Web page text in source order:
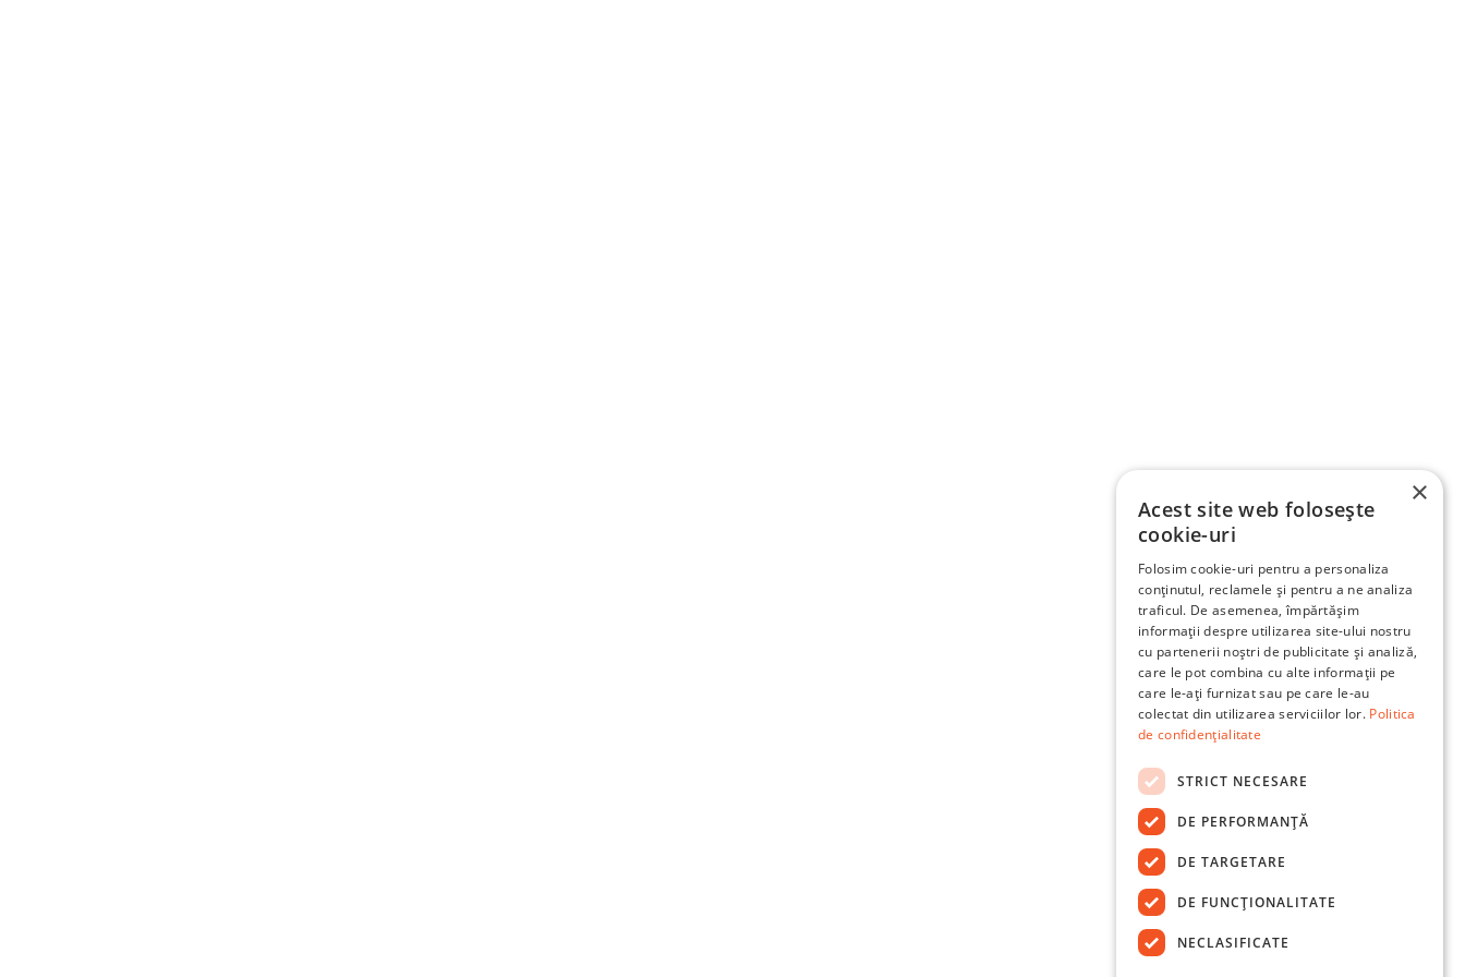
×
Acest site web folosește
cookie-uri
Folosim cookie-uri pentru a personaliza
conținutul, reclamele și pentru a ne analiza
traficul. De asemenea, împărtășim
informații despre utilizarea site-ului nostru
cu partenerii noștri de publicitate și analiză,
care le pot combina cu alte informații pe
care le-ați furnizat sau pe care le-au
colectat din utilizarea serviciilor lor. Politica
de confidențialitate
STRICT NECESARE
DE PERFORMANȚĂ
DE TARGETARE
DE FUNCŢIONALITATE
NECLASIFICATE